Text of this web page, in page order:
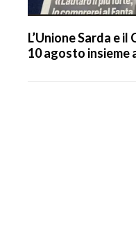
L’Unione Sarda e
10 agosto insieme